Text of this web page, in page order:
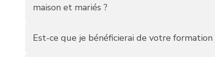
maison et mariés ?
Est-ce que je bénéficierai de votre